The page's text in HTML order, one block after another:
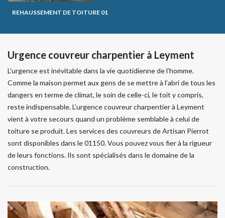
REHAUSSEMENT DE TOITURE 01
Urgence couvreur charpentier à Leyment
L’urgence est inévitable dans la vie quotidienne de l’homme.
Comme la maison permet aux gens de se mettre à l’abri de tous les
dangers en terme de climat, le soin de celle-ci, le toit y compris,
reste indispensable. L’urgence couvreur charpentier à Leyment
vient à votre secours quand un problème semblable à celui de
toiture se produit. Les services des couvreurs de Artisan Pierrot
sont disponibles dans le 01150. Vous pouvez vous fier à la rigueur
de leurs fonctions. Ils sont spécialisés dans le domaine de la
construction.